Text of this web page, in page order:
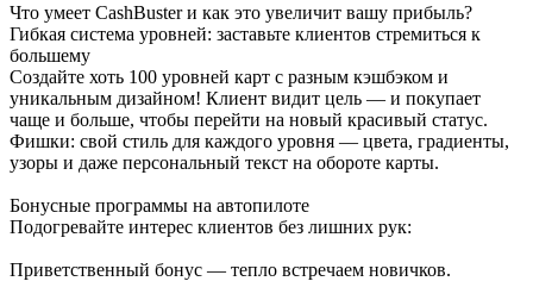
Что умеет CashBuster и как это увеличит вашу прибыль?
Гибкая система уровней: заставьте клиентов стремиться к
большему
Создайте хоть 100 уровней карт с разным кэшбэком и
уникальным дизайном! Клиент видит цель — и покупает
чаще и больше, чтобы перейти на новый красивый статус.
Фишки: свой стиль для каждого уровня — цвета, градиенты,
узоры и даже персональный текст на обороте карты.
Бонусные программы на автопилоте
Подогревайте интерес клиентов без лишних рук:
Приветственный бонус — тепло встречаем новичков.